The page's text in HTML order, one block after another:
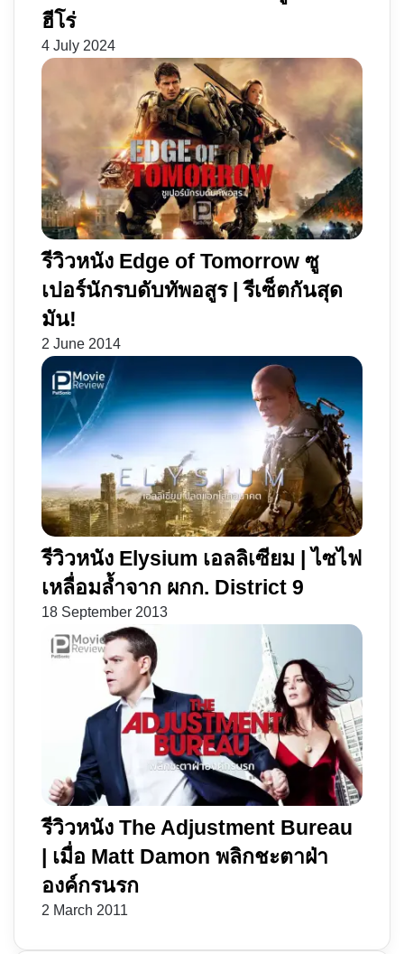
ฮีโร่
4 July 2024
รีวิวหนัง Edge of Tomorrow ซู
เปอร์นักรบดับทัพอสูร | รีเซ็ตกันสุด
มัน!
2 June 2014
รีวิวหนัง Elysium เอลลิเซียม | ไซไฟ
เหลื่อมล้ำจาก ผกก. District 9
18 September 2013
รีวิวหนัง The Adjustment Bureau
| เมื่อ Matt Damon พลิกชะตาฝ่า
องค์กรนรก
2 March 2011